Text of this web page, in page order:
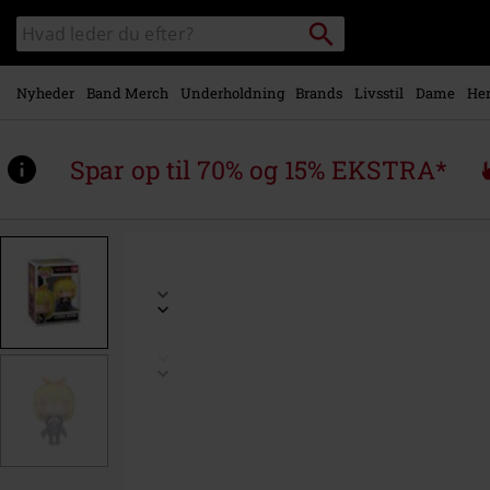
Gå til
hovedindhold
Søg
sortiment
Søg
Nyheder Band Merch Underholdning Brands Livsstil Dame
Spar op til 70% og 15% EKSTRA*
www.emp-
p/lemon-